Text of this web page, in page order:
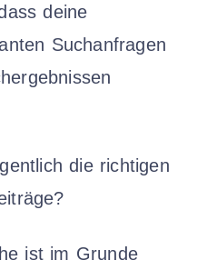
deine
Suchanfragen
die richtigen
ist im Grunde